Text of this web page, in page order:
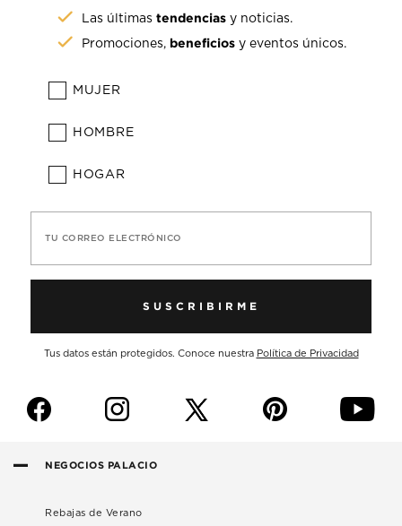
Las últimastendencias y noticias.
Promociones, beneficios y eventos únicos.
MUJER
HOMBRE
HOGAR
TU CORREO ELECTRÓNICO
SUSCRIBIRME
Tus datos están protegidos. Conoce nuestra Política de Privacidad
f i p y
NEGOCIOS PALACIO
Rebajas de Verano